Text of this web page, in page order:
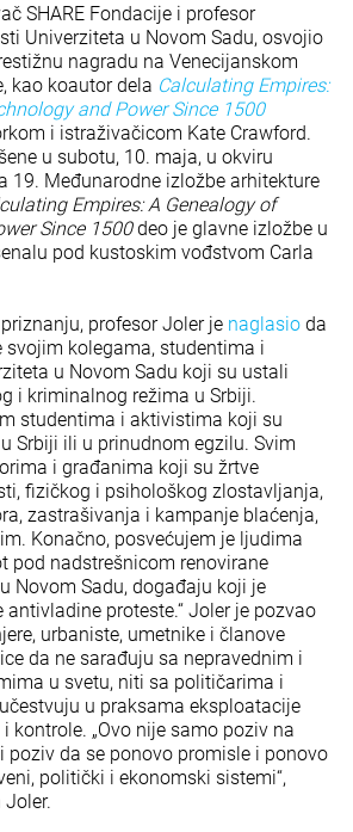
SHARE Fondacije i profesor
Univerziteta u Novom Sadu, osvojio
nagradu na Venecijanskom
kao koautor dela Calculating Empires:
and Power Since 1500
i istraživačicom Kate Crawford.
u subotu, 10. maja, u okviru
19. Međunarodne izložbe arhitekture
Empires: A Genealogy of
Since 1500deo je glavne izložbe u
pod kustoskim vođstvom Carla
profesor Joler je naglasio da
svojim kolegama, studentima i
u Novom Sadu koji su ustali
i kriminalnog režima u Srbiji.
studentima i aktivistima koji su
Srbiji ili u prinudnom egzilu. Svim
i građanima koji su žrtve
fizičkog i psihološkog zlostavljanja,
zastrašivanja i kampanje blaćenja,
Konačno, posvećujem je ljudima
pod nadstrešnicom renovirane
Novom Sadu, događaju koji je
antivladine proteste.“ Joler je pozvao
urbaniste, umetnike i članove
da ne sarađuju sa nepravednim i
u svetu, niti sa političarima i
u praksama eksploatacije
kontrole. „Ovo nije samo poziv na
poziv da se ponovo promisle i ponovo
politički i ekonomski sistemi“,